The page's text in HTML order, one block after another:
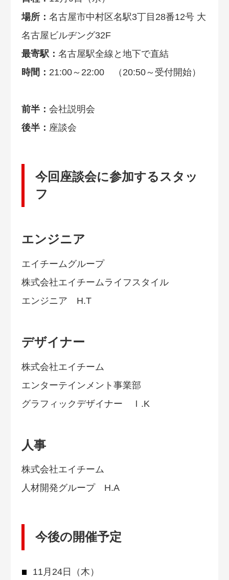
場所： 名古屋市中村区名駅3丁目28番12号 大
名古屋ビルヂング32F
最寄駅： 名古屋駅全線と地下で直結
時間： 21:00～22:00 （20:50～受付開始）
前半： 会社説明会
後半： 座談会
今回座談会に参加するスタッ
フ
エンジニア
エイチームグループ
株式会社エイチームライフスタイル
エンジニア H.T
デザイナー
株式会社エイチーム
エンターテインメント事業部
グラフィックデザイナー Ｉ.K
人事
株式会社エイチーム
人材開発グループ H.A
今後の開催予定
11月24日（木）